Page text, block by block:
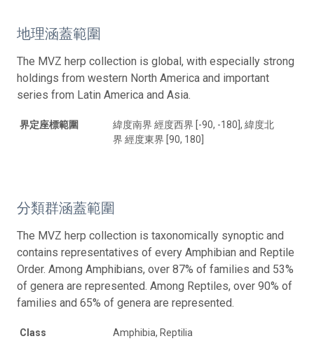
地理涵蓋範圍
The MVZ herp collection is global, with especially strong
holdings from western North America and important
series from Latin America and Asia.
界定座標範圍
緯度南界 經度西界 [-90, -180], 緯度北
界 經度東界 [90, 180]
分類群涵蓋範圍
The MVZ herp collection is taxonomically synoptic and
contains representatives of every Amphibian and Reptile
Order. Among Amphibians, over 87% of families and 53%
of genera are represented. Among Reptiles, over 90% of
families and 65% of genera are represented.
Class Amphibia, Reptilia